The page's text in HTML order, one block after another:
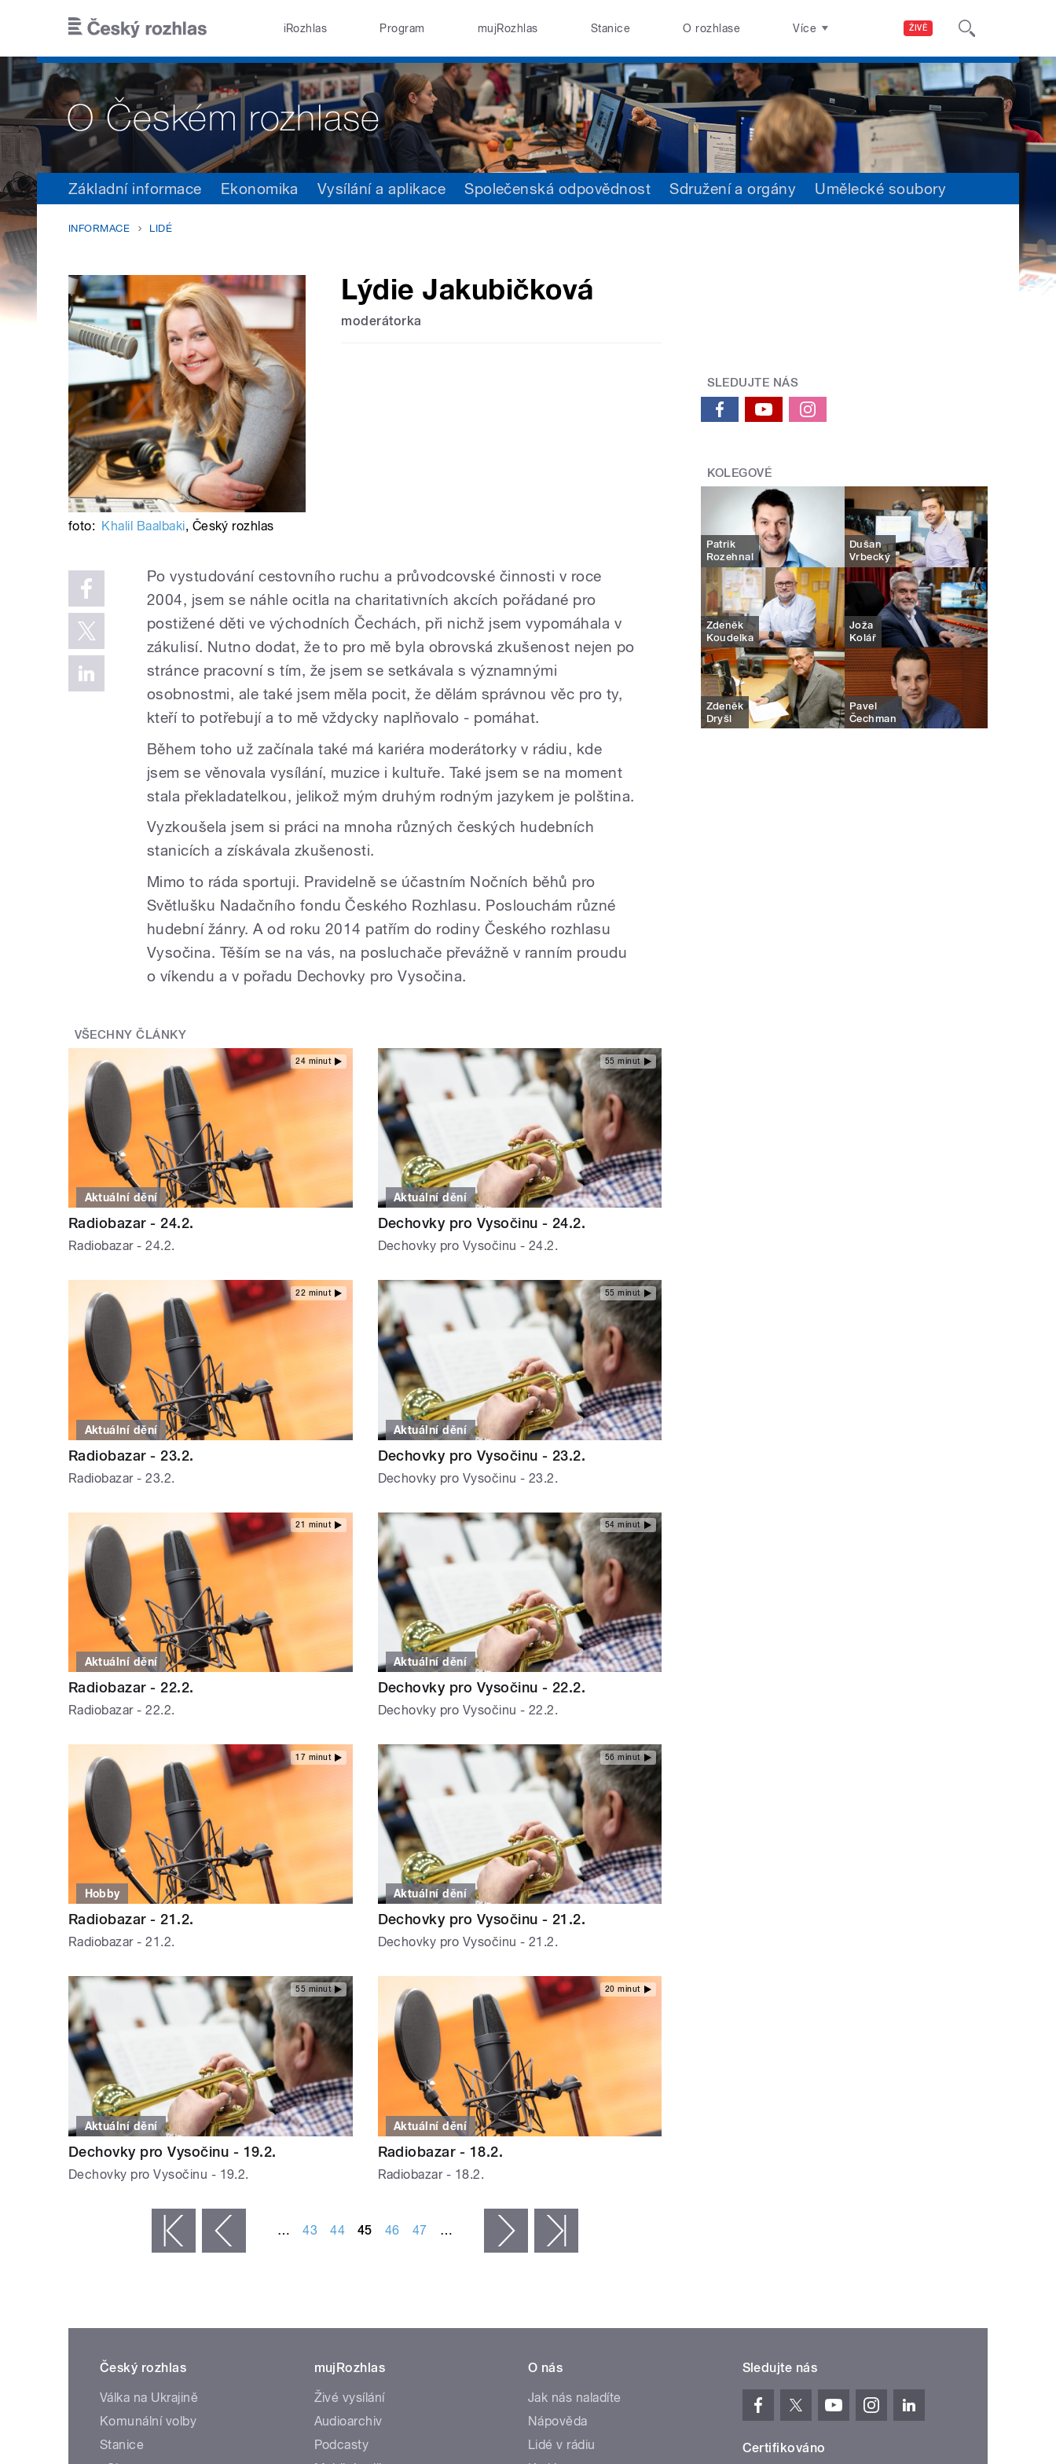
ŽIVĚ
iRozhlas Program mujRozhlas Stanice O rozhlase Více
Základní informace Ekonomika Vysílání a aplikace Společenská odpovědnost Sdružení a orgány Umělecké soubory
INFORMACE LIDÉ
Lýdie Jakubičková
moderátorka
foto: Khalil Baalbaki, Český rozhlas
Po vystudování cestovního ruchu a průvodcovské činnosti v roce
2004, jsem se náhle ocitla na charitativních akcích pořádané pro
postižené děti ve východních Čechách, při nichž jsem vypomáhala v
zákulisí. Nutno dodat, že to pro mě byla obrovská zkušenost nejen po
stránce pracovní s tím, že jsem se setkávala s významnými
osobnostmi, ale také jsem měla pocit, že dělám správnou věc pro ty,
kteří to potřebují a to mě vždycky naplňovalo - pomáhat.
Během toho už začínala také má kariéra moderátorky v rádiu, kde
jsem se věnovala vysílání, muzice i kultuře. Také jsem se na moment
stala překladatelkou, jelikož mým druhým rodným jazykem je polština.
Vyzkoušela jsem si práci na mnoha různých českých hudebních
stanicích a získávala zkušenosti.
Mimo to ráda sportuji. Pravidelně se účastním Nočních běhů pro
Světlušku Nadačního fondu Českého Rozhlasu. Poslouchám různé
hudební žánry. A od roku 2014 patřím do rodiny Českého rozhlasu
Vysočina. Těším se na vás, na posluchače převážně v ranním proudu
o víkendu a v pořadu Dechovky pro Vysočina.
VŠECHNY ČLÁNKY
24 minut
Aktuální dění
Radiobazar - 24.2.
Radiobazar - 24.2.
55 minut
Aktuální dění
Dechovky pro Vysočinu - 24.2.
Dechovky pro Vysočinu - 24.2.
22 minut
Aktuální dění
Radiobazar - 23.2.
Radiobazar - 23.2.
55 minut
Aktuální dění
Dechovky pro Vysočinu - 23.2.
Dechovky pro Vysočinu - 23.2.
21 minut
Aktuální dění
Radiobazar - 22.2.
Radiobazar - 22.2.
54 minut
Aktuální dění
Dechovky pro Vysočinu - 22.2.
Dechovky pro Vysočinu - 22.2.
17 minut
Hobby
Radiobazar - 21.2.
Radiobazar - 21.2.
56 minut
Aktuální dění
Dechovky pro Vysočinu - 21.2.
Dechovky pro Vysočinu - 21.2.
55 minut
Aktuální dění
Dechovky pro Vysočinu - 19.2.
Dechovky pro Vysočinu - 19.2.
20 minut
Aktuální dění
Radiobazar - 18.2.
Radiobazar - 18.2.
‹ předchozí … 43 44 45 46 47 … následující ›
SLEDUJTE NÁS
KOLEGOVÉ
Patrik
Rozehnal
Dušan
Vrbecký
Zdeněk
Koudelka
Joža
Kolář
Zdeněk
Dryšl
Pavel
Čechman
Český rozhlas
Válka na Ukrajině
Komunální volby
Stanice
mujRozhlas
Živé vysílání
Audioarchiv
Podcasty
O nás
Jak nás naladíte
Nápověda
Lidé v rádiu
Sledujte nás
Certifikováno